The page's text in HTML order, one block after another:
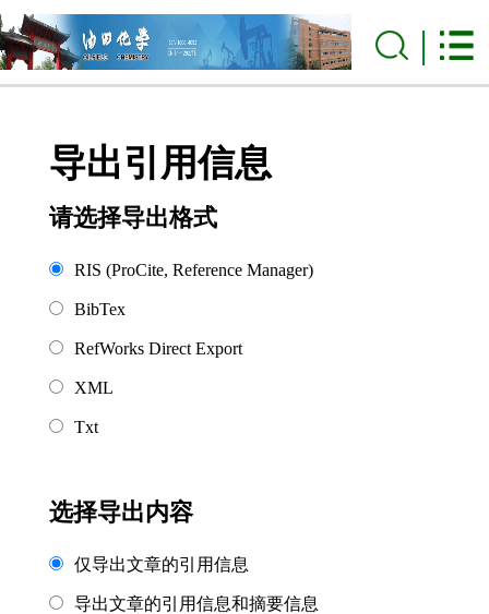
导出引用信息
请选择导出格式
RIS (ProCite, Reference Manager)
BibTex
RefWorks Direct Export
XML
Txt
选择导出内容
仅导出文章的引用信息
导出文章的引用信息和摘要信息